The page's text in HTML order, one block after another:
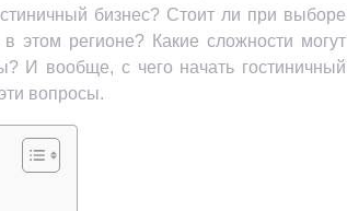
бизнес? Стоит ли при выборе
этом регионе? Какие сложности могут
И вообще, с чего начать гостиничный
вопросы.